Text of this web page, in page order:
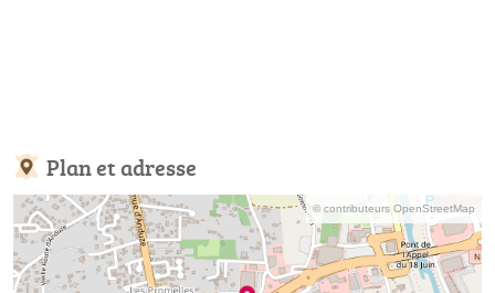
Plan et adresse
© contributeurs OpenStreetMap